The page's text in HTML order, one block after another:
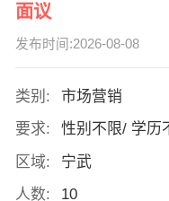
面议
发布时间:2026-08-08
类别:
市场营销
要求:
性别不限/ 学历
区域:
宁武
人数:
10